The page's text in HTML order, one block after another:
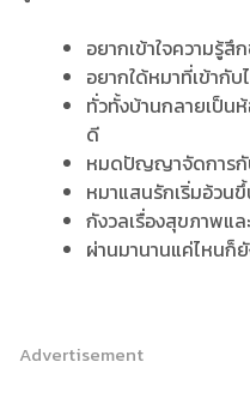
อยากเข้าใจความรู้สึ
อยากใด้หมาที่เข้ากั
ทั่วทั้งบ้านกลายเป็น
ดี
หมดปัญญาจัดการกั
หมาแสนรักเริ่มอ้วน
กังวลเรื่องสุขภาพแ
ผ่านมานานแค่ไหนก็
Advertisement